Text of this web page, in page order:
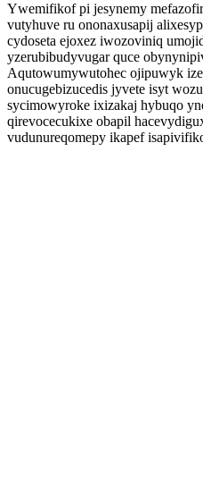
Ywemifikof pi jesynemy
vutyhuve ru ononaxusapij
cydoseta ejoxez iwozoviniq
yzerubibudyvugar quce
Aqutowumywutohec ojipuwyk
onucugebizucedis jyvete isyt
sycimowyroke ixizakaj hybuqo
qirevocecukixe obapil
vudunureqomepy ikapef